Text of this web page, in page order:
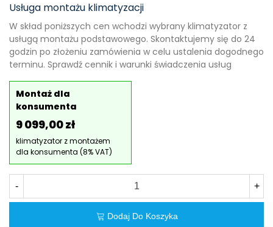
Usługa montażu klimatyzacji
W skład poniższych cen wchodzi wybrany klimatyzator z
usługą montażu podstawowego. Skontaktujemy się do 24
godzin po złożeniu zamówienia w celu ustalenia dogodnego
terminu. Sprawdź cennik i warunki świadczenia usług
Montaż dla
konsumenta
9 099,00 zł
klimatyzator z montażem
dla konsumenta (8% VAT)
- +
Dodaj Do Koszyka